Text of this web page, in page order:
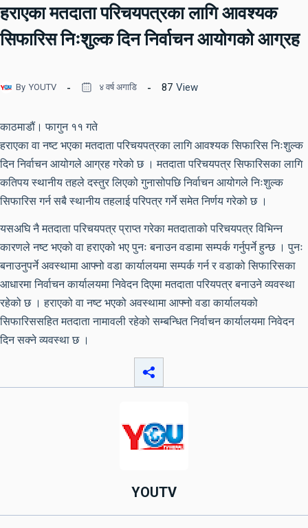
हराएका मतदाता परिचयपत्रका लागि आवश्यक
सिफारिस निःशुल्क दिन निर्वाचन आयोगको आग्रह
By YOUTV ४ वर्ष अगाडि 87 View
काठमाडौं। फागुन ११ गते
हराएका वा नष्ट भएका मतदाता परिचयपत्रका लागि आवश्यक सिफारिस निःशुल्क
दिन निर्वाचन आयोगले आग्रह गरेको छ । मतदाता परिचयपत्र सिफारिसका लागि
कतिपय स्थानीय तहले दस्तुर लिएको गुनासोपछि निर्वाचन आयोगले निःशुल्क
सिफारिस गर्न सबै स्थानीय तहलाई परिपत्र गर्ने समेत निर्णय गरेको छ ।
यसअघि नै मतदाता परिचयपत्र प्राप्त गरेका मतदाताको परिचयपत्र विभिन्न
कारणले नष्ट भएको वा हराएको भए पुनः बनाउन वडामा सम्पर्क गर्नुपर्ने हुन्छ । पुनः
बनाउनुपर्ने अवस्थामा आफ्नो वडा कार्यालयमा सम्पर्क गर्न र वडाको सिफारिसका
आधारमा निर्वाचन कार्यालयमा निवेदन दिएमा मतदाता परियपत्र बनाउने व्यवस्था
रहेको छ । हराएको वा नष्ट भएको अवस्थामा आफ्नो वडा कार्यालयको
सिफारिससहित मतदाता नामावली रहेको सम्बन्धित निर्वाचन कार्यालयमा निवेदन
दिन सक्ने व्यवस्था छ ।
YOUTV